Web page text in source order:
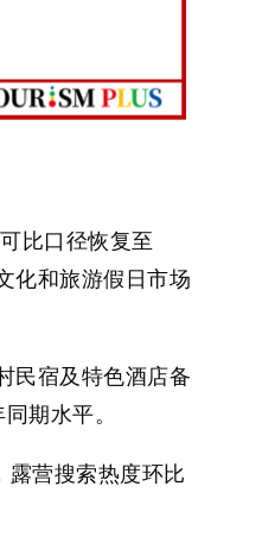
比口径恢复至
化和旅游假日市场
民宿及特色酒店备
期水平。
露营搜索热度环比